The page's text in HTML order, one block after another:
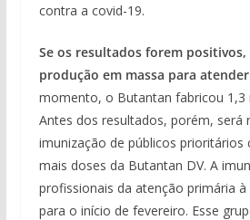
contra a covid-19.
Se os resultados forem positivos,
produção em massa para
momento, o Butantan fabricou 1,3
Antes dos resultados, porém, será
imunização de públicos prioritários
mais doses da Butantan DV. A
profissionais da atenção primária
para o início de fevereiro. Esse